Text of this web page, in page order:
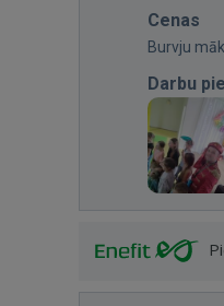
Cenas
Burvju
Darbu